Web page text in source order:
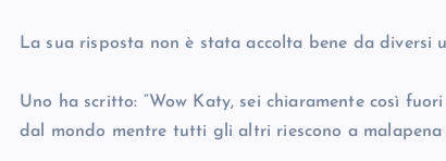
La sua risposta non è stata accolta bene da diversi
Uno ha scritto: “Wow Katy, sei chiaramente così
dal mondo mentre tutti gli altri riescono a malapena